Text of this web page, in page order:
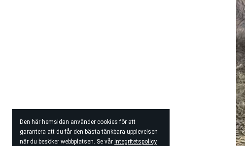
Den här hemsidan använder cookies för att
garantera att du får den bästa tänkbara upplevelsen
när du besöker webbplatsen. Se vår integritetspolicy